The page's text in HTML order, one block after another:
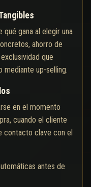
gana al elegir una
ahorro de
que
up-selling.
en el momento
cuando el cliente
contacto clave con el
antes de